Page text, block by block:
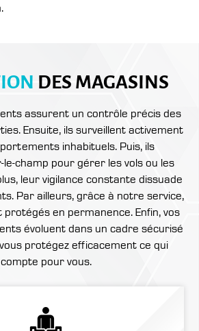
DES MAGASINS
assurent un contrôle précis des
Ensuite, ils surveillent activement
inhabituels. Puis, ils
champ pour gérer les vols ou les
leur vigilance constante dissuade
Par ailleurs, grâce à notre service,
en permanence. Enfin, vos
évoluent dans un cadre sécurisé
protégez efficacement ce qui
compte pour vous.